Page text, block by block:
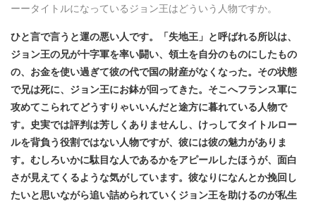
ーータイトルになっているジョン王はどういう人物ですか。
ひと言で言うと運の悪い人です。「失地王」と呼ばれる所以は、
ジョン王の兄が十字軍を率い闘い、領土を自分のものにしたもの
の、お金を使い過ぎて彼の代で国の財産がなくなった。その状態
で兄は死に、ジョン王にお鉢が回ってきた。そこへフランス軍に
攻めてこられてどうすりゃいいんだと途方に暮れている人物で
す。史実では評判は芳しくありませんし、けっしてタイトルロー
ルを背負う役割ではない人物ですが、彼には彼の魅力がありま
す。むしろいかに駄目な人であるかをアピールしたほうが、面白
さが見えてくるような気がしています。彼なりになんとか挽回し
たいと思いながら追い詰められていくジョン王を助けるのが私生